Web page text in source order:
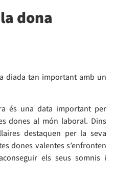
dona
diada tan important amb un
és una data important per
dones al món laboral. Dins
destaquen per la seva
dones valentes s’enfronten
els seus somnis i